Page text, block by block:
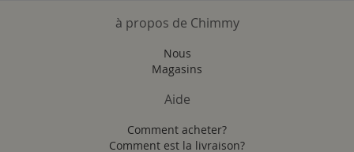
à propos de Chimmy
Nous
Magasins
Aide
Comment acheter?
Comment est la livraison?